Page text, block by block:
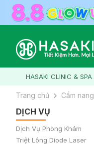
Logo
HASAKI CLINIC & SPA
Trang chủ Cẩm
DỊCH VỤ
Dịch Vụ Phòng Khám
Triệt Lông Diode Laser